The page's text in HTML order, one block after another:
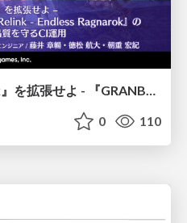
【CEDEC2026】『Relink』を拡張せよ - 『GRANBLUE FANTASY: Relink - Endless Ragnarok』の開発速度と品質を守るCI運用
0 110